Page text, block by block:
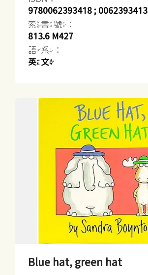
9780062393418 ; 0062393413
索書號：
813.6 M427
語系：
英文
Blue hat, green hat